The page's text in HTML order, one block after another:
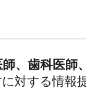
、歯科医師
対する情報